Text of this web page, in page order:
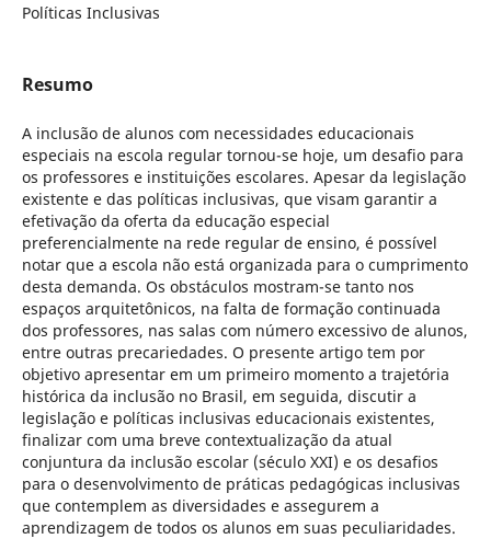
Políticas Inclusivas
Resumo
A inclusão de alunos com necessidades educacionais
especiais na escola regular tornou-se hoje, um desafio para
os professores e instituições escolares. Apesar da legislação
existente e das políticas inclusivas, que visam garantir a
efetivação da oferta da educação especial
preferencialmente na rede regular de ensino, é possível
notar que a escola não está organizada para o cumprimento
desta demanda. Os obstáculos mostram-se tanto nos
espaços arquitetônicos, na falta de formação continuada
dos professores, nas salas com número excessivo de alunos,
entre outras precariedades. O presente artigo tem por
objetivo apresentar em um primeiro momento a trajetória
histórica da inclusão no Brasil, em seguida, discutir a
legislação e políticas inclusivas educacionais existentes,
finalizar com uma breve contextualização da atual
conjuntura da inclusão escolar (século XXI) e os desafios
para o desenvolvimento de práticas pedagógicas inclusivas
que contemplem as diversidades e assegurem a
aprendizagem de todos os alunos em suas peculiaridades.